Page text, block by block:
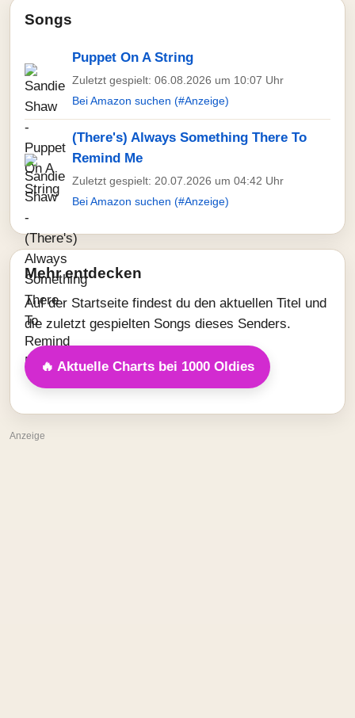
Songs
Puppet On A String
Zuletzt gespielt: 06.08.2026 um 10:07 Uhr
Bei Amazon suchen (#Anzeige)
(There's) Always Something There To
Remind Me
Zuletzt gespielt: 20.07.2026 um 04:42 Uhr
Bei Amazon suchen (#Anzeige)
Mehr entdecken
Auf der Startseite findest du den aktuellen Titel und
die zuletzt gespielten Songs dieses Senders.
🔥 Aktuelle Charts bei 1000 Oldies
Anzeige